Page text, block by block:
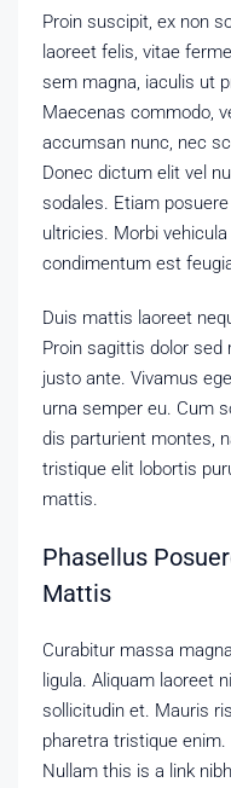
Proin suscipit, ex non
laoreet felis, vitae
sem magna, iaculis ut
Maecenas commodo,
accumsan nunc, nec
Donec dictum elit vel
sodales. Etiam
ultricies. Morbi
condimentum est
Duis mattis laoreet
Proin sagittis dolor
justo ante. Vivamus
urna semper eu. Cum
dis parturient montes,
tristique elit lobortis
mattis.
Phasellus
Mattis
Curabitur massa
ligula. Aliquam laoreet
sollicitudin et. Mauris
pharetra tristique enim.
Nullam this is a link